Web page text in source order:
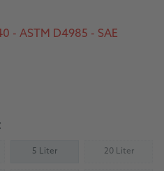
- ASTM D4985 - SAE
5 Liter 20 Liter
(Not